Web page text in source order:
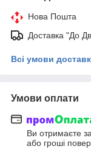
Нова Пошта
Доставка "До
Всі умови
Умови оплати
Ви отримаєте
або гроші